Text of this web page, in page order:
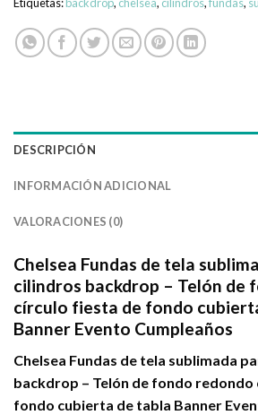
DESCRIPCIÓN
INFORMACIÓN ADICIONAL
VALORACIONES (0)
Chelsea Fundas de tela
cilindros backdrop – Telón de
círculo fiesta de fondo
Banner Evento Cumpleaños
Chelsea Fundas de tela sublimada
backdrop – Telón de fondo redondo
fondo cubierta de tabla Banner